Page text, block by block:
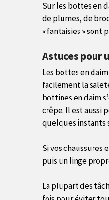
Sur les bottes en
de plumes, de
« fantaisies » sont
Astuces pour
Les bottes en
facilement la
bottines en daim
crêpe. Il est aussi
quelques instants
Si vos chaussures
puis un linge
La plupart des